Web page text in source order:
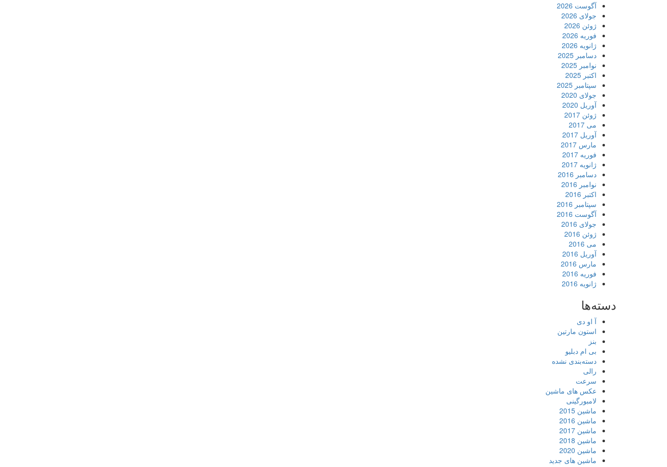
آگوست 2026
جولای 2026
ژوئن 2026
فوریه 2026
ژانویه 2026
دسامبر 2025
نوامبر 2025
اکتبر 2025
سپتامبر 2025
جولای 2020
آوریل 2020
ژوئن 2017
می 2017
آوریل 2017
مارس 2017
فوریه 2017
ژانویه 2017
دسامبر 2016
نوامبر 2016
اکتبر 2016
سپتامبر 2016
آگوست 2016
جولای 2016
ژوئن 2016
می 2016
آوریل 2016
مارس 2016
فوریه 2016
ژانویه 2016
دسته‌ها
آ او دی
استون مارتین
بنز
بی ام دبلیو
دسته‌بندی نشده
رالی
سرعت
عکس های ماشین
لامبورگینی
ماشین 2015
ماشین 2016
ماشین 2017
ماشین 2018
ماشین 2020
ماشین های جدید